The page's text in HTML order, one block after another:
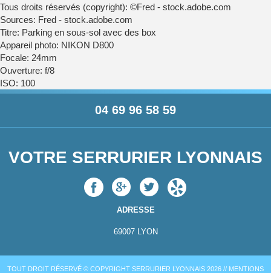
Tous droits réservés (copyright): ©Fred - stock.adobe.com
Sources: Fred - stock.adobe.com
Titre: Parking en sous-sol avec des box
Appareil photo: NIKON D800
Focale: 24mm
Ouverture: f/8
ISO: 100
04 69 96 58 59
VOTRE SERRURIER LYONNAIS
ADRESSE
69007 LYON
TOUT DROIT RÉSERVÉ © COPYRIGHT SERRURIER LYONNAIS 2026 // MENTIONS